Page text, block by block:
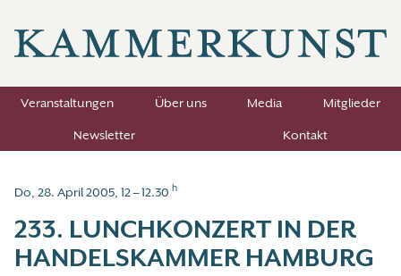
Veranstaltungen Über uns Media
Mitglieder
Newsletter
Kontakt
Do, 28. April 2005, 12 – 12.30 h
233. LUNCHKONZERT IN DER
HANDELSKAMMER HAMBURG